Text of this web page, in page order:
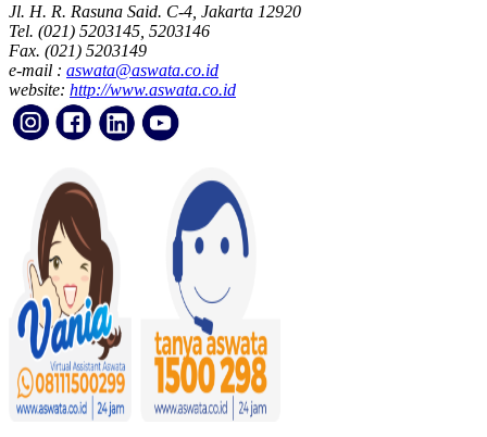
Jl. H. R. Rasuna Said. C-4, Jakarta 12920
Tel. (021) 5203145, 5203146
Fax. (021) 5203149
e-mail : aswata@aswata.co.id
website: http://www.aswata.co.id